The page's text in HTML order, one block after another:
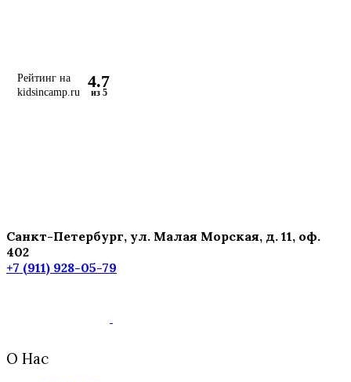
Рейтинг на
kidsincamp.ru
4.7
из 5
Санкт-Петербург, ул. Малая Морская, д. 11, оф.
402
+7 (911) 928-05-79
О Нас